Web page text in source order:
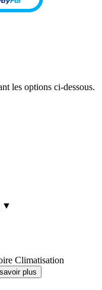
les options ci-dessous.
▼
Climatisation
plus